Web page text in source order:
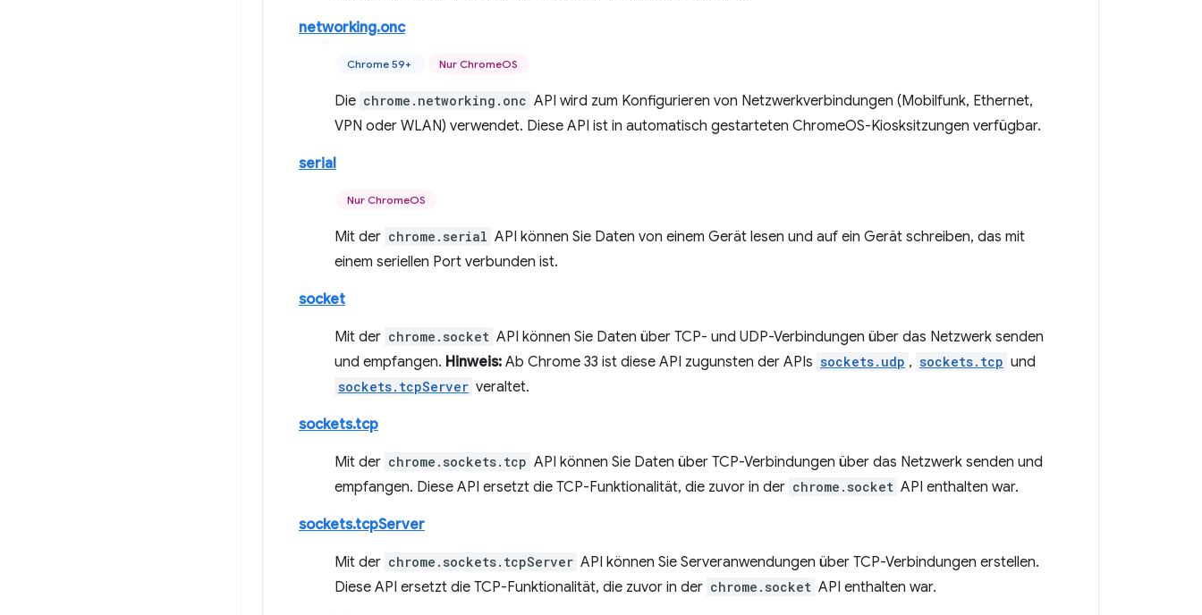
networking.onc
Chrome 59+ Nur ChromeOS
Die chrome.networking.onc API wird zum Konfigurieren von Netzwerkverbindungen (Mobilfunk, Ethernet,
VPN oder WLAN) verwendet. Diese API ist in automatisch gestarteten ChromeOS-Kiosksitzungen verfügbar.
serial
Nur ChromeOS
Mit der chrome.serial API können Sie Daten von einem Gerät lesen und auf ein Gerät schreiben, das mit
einem seriellen Port verbunden ist.
socket
Mit der chrome.socket API können Sie Daten über TCP- und UDP-Verbindungen über das Netzwerk senden
und empfangen. Hinweis: Ab Chrome 33 ist diese API zugunsten der APIs sockets.udp , sockets.tcp und
sockets.tcpServer veraltet.
sockets.tcp
Mit der chrome.sockets.tcp API können Sie Daten über TCP-Verbindungen über das Netzwerk senden und
empfangen. Diese API ersetzt die TCP-Funktionalität, die zuvor in der chrome.socket API enthalten war.
sockets.tcpServer
Mit der chrome.sockets.tcpServer API können Sie Serveranwendungen über TCP-Verbindungen erstellen.
Diese API ersetzt die TCP-Funktionalität, die zuvor in der chrome.socket API enthalten war.